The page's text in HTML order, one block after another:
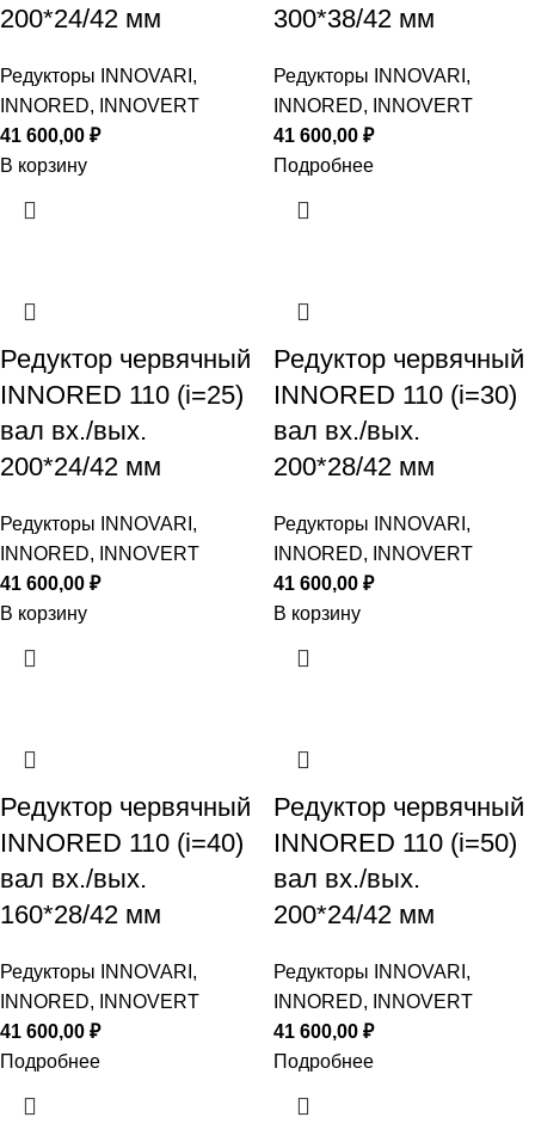
200*24/42 мм
Редукторы INNOVARI,
INNORED, INNOVERT
41 600,00 ₽
В корзину
300*38/42 мм
Редукторы INNOVARI,
INNORED, INNOVERT
41 600,00 ₽
Подробнее
Редуктор червячный
INNORED 110 (i=25)
вал вх./вых.
200*24/42 мм
Редукторы INNOVARI,
INNORED, INNOVERT
41 600,00 ₽
В корзину
Редуктор червячный
INNORED 110 (i=30)
вал вх./вых.
200*28/42 мм
Редукторы INNOVARI,
INNORED, INNOVERT
41 600,00 ₽
В корзину
Редуктор червячный
INNORED 110 (i=40)
вал вх./вых.
160*28/42 мм
Редукторы INNOVARI,
INNORED, INNOVERT
41 600,00 ₽
Подробнее
Редуктор червячный
INNORED 110 (i=50)
вал вх./вых.
200*24/42 мм
Редукторы INNOVARI,
INNORED, INNOVERT
41 600,00 ₽
Подробнее